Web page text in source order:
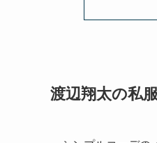
渡辺翔太の私